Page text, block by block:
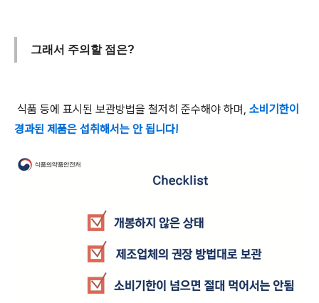
그래서 주의할 점은?
식품 등에 표시된 보관방법을 철저히 준수해야 하며, 소비기한이
경과된 제품은 섭취해서는 안 됩니다!